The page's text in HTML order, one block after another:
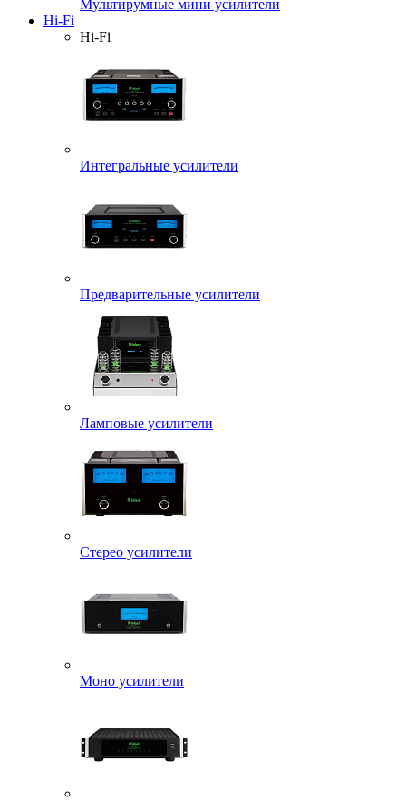
Мультирумные мини усилители
Hi-Fi
Hi-Fi
Интегральные усилители
Предварительные усилители
Ламповые усилители
Стерео усилители
Моно усилители